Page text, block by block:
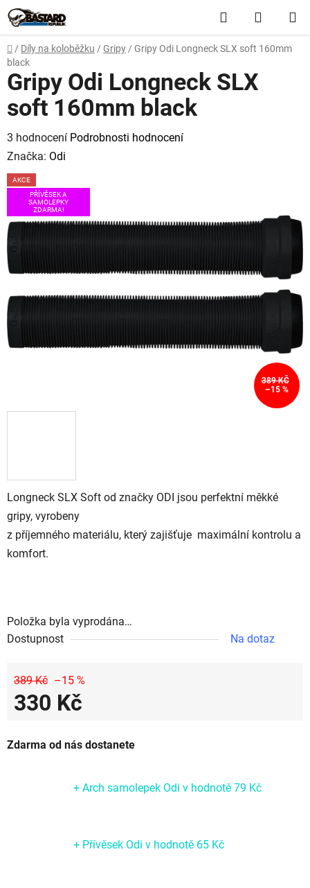
Přejít
na
obsah
Hledat
KOŠÍK
Domů
/ Díly na koloběžku / Gripy / Gripy Odi Longneck SLX soft 160mm
black
Longneck SLX Soft od značky ODI jsou perfektní měkké
gripy, vyrobeny
z příjemného materiálu, který zajišťuje maximální kontrolu a
komfort.
Položka byla vyprodána…
Dostupnost
Na dotaz
389 Kč –15 %
330 Kč
Zdarma od nás dostanete
+ Arch samolepek Odi v hodnotě 79 Kč
+ Přívěsek Odi v hodnotě 65 Kč
Gripy Odi Longneck SLX
soft 160mm black
Průměrné
hodnocení
produktu
z
5
hvězdiček.
3 hodnocení Podrobnosti hodnocení
Značka: Odi
AKCE
PŘÍVĚSEK A
SAMOLEPKY
ZDARMA!
389 KČ
–15 %